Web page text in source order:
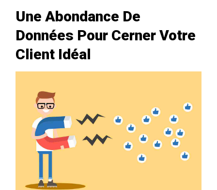
Une Abondance De
Données Pour Cerner Votre
Client Idéal